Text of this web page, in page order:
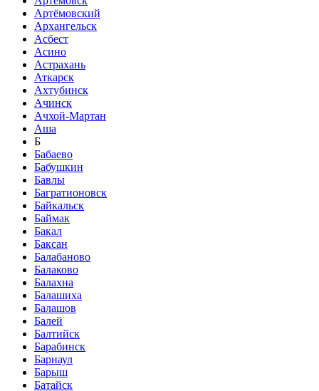
Артёмовский
Архангельск
Асбест
Асино
Астрахань
Аткарск
Ахтубинск
Ачинск
Ачхой-Мартан
Аша
Б
Бабаево
Бабушкин
Бавлы
Багратионовск
Байкальск
Баймак
Бакал
Баксан
Балабаново
Балаково
Балахна
Балашиха
Балашов
Балей
Балтийск
Барабинск
Барнаул
Барыш
Батайск